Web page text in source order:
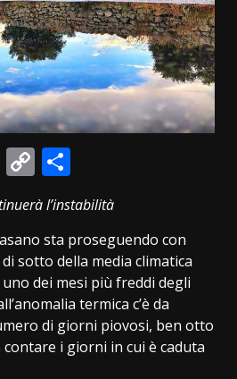
WhatsApp
Copy
Link
l’instabilità
sta proseguendo con
di sotto della media climatica
dei mesi più freddi degli
termica c’è da
di giorni piovosi, ben otto
contare i giorni in cui è caduta